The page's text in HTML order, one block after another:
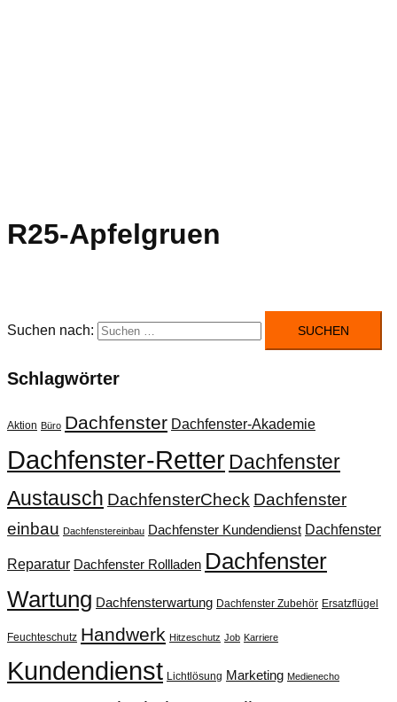
R25-Apfelgruen
Suchen nach:
Schlagwörter
Aktion Büro Dachfenster Dachfenster-Akademie
Dachfenster-RetterDachfenster
Austausch DachfensterCheck Dachfenster
einbau Dachfenstereinbau Dachfenster Kundendienst Dachfenster
Reparatur Dachfenster Rollladen Dachfenster
Wartung Dachfensterwartung Dachfenster Zubehör Ersatzflügel
Feuchteschutz Handwerk Hitzeschutz Job Karriere
Kundendienst Lichtlösung Marketing Medienecho